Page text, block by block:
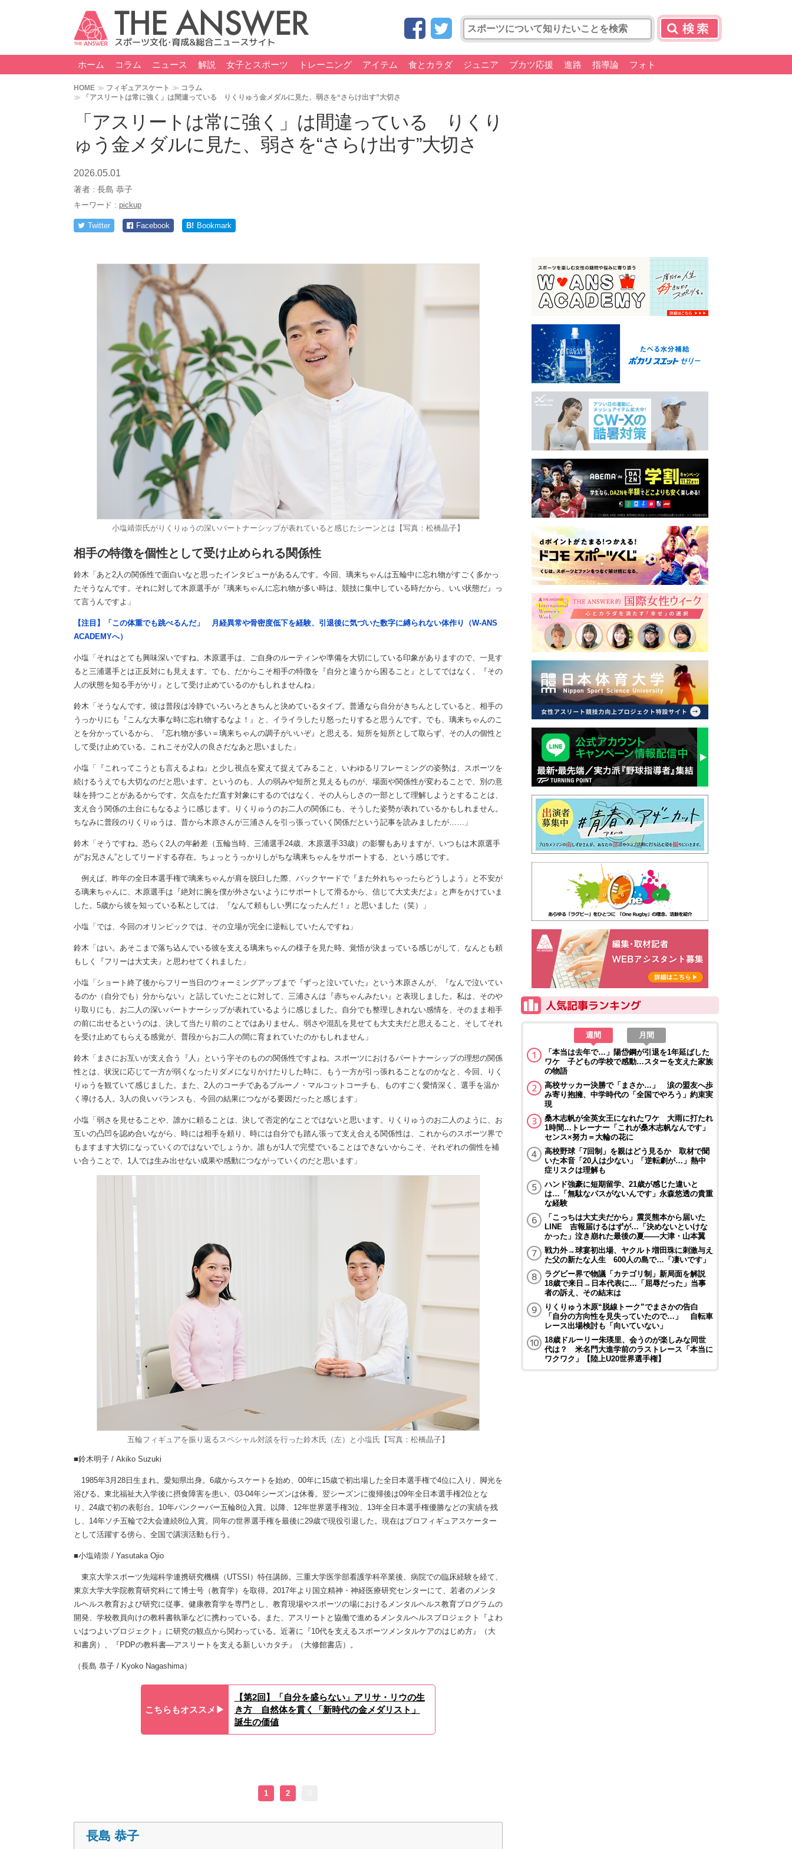
ホーム コラム ニュース 解説 女子とスポーツ トレーニング アイテム 食とカラダ ジュニア ブカツ応援 進路 指導論 フォト
HOME フィギュアスケート
コラム
「アスリートは常に強く」は間違っている りくりゅう金メダルに見た、弱さを“さらけ出す”大切さ
「アスリートは常に強く」は間違っている りくり
ゅう金メダルに見た、弱さを“さらけ出す”大切さ
2026.05.01
著者 : 長島 恭子
キーワード : pickup
Twitter Facebook B! Bookmark
小塩靖崇氏がりくりゅうの深いパートナーシップが表れていると感じたシーンとは【写真：松橋晶子】
相手の特徴を個性として受け止められる関係性
鈴木「あと2人の関係性で面白いなと思ったインタビューがあるんです。今回、璃来ちゃんは五輪中に忘れ物がすごく多かっ
たそうなんです。それに対して木原選手が『璃来ちゃんに忘れ物が多い時は、競技に集中している時だから、いい状態だ』っ
て言うんですよ」
【注目】「この体重でも跳べるんだ」 月経異常や骨密度低下を経験、引退後に気づいた数字に縛られない体作り（W-ANS
ACADEMYへ）
小塩「それはとても興味深いですね。木原選手は、ご自身のルーティンや準備を大切にしている印象がありますので、一見す
ると三浦選手とは正反対にも見えます。でも、だからこそ相手の特徴を『自分と違うから困ること』としてではなく、『その
人の状態を知る手がかり』として受け止めているのかもしれませんね」
鈴木「そうなんです。彼は普段は冷静でいろいろときちんと決めているタイプ。普通なら自分がきちんとしていると、相手の
うっかりにも『こんな大事な時に忘れ物するなよ！』と、イライラしたり怒ったりすると思うんです。でも、璃来ちゃんのこ
とを分かっているから、『忘れ物が多い＝璃来ちゃんの調子がいいぞ』と思える。短所を短所として取らず、その人の個性と
して受け止めている。これこそが2人の良さだなあと思いました」
小塩「『これってこうとも言えるよね』と少し視点を変えて捉えてみること、いわゆるリフレーミングの姿勢は、スポーツを
続けるうえでも大切なのだと思います。というのも、人の弱みや短所と見えるものが、場面や関係性が変わることで、別の意
味を持つことがあるからです。欠点をただ直す対象にするのではなく、その人らしさの一部として理解しようとすることは、
支え合う関係の土台にもなるように感じます。りくりゅうのお二人の関係にも、そうした姿勢が表れているかもしれません。
ちなみに普段のりくりゅうは、昔から木原さんが三浦さんを引っ張っていく関係だという記事を読みましたが……」
鈴木「そうですね。恐らく2人の年齢差（五輪当時、三浦選手24歳、木原選手33歳）の影響もありますが、いつもは木原選手
が“お兄さん”としてリードする存在。ちょっとうっかりしがちな璃来ちゃんをサポートする、という感じです。
例えば、昨年の全日本選手権で璃来ちゃんが肩を脱臼した際、バックヤードで『また外れちゃったらどうしよう』と不安が
る璃来ちゃんに、木原選手は『絶対に腕を僕が外さないようにサポートして滑るから、信じて大丈夫だよ』と声をかけていま
した。5歳から彼を知っている私としては、『なんて頼もしい男になったんだ！』と思いました（笑）」
小塩「では、今回のオリンピックでは、その立場が完全に逆転していたんですね」
鈴木「はい。あそこまで落ち込んでいる彼を支える璃来ちゃんの様子を見た時、覚悟が決まっている感じがして、なんとも頼
もしく『フリーは大丈夫』と思わせてくれました」
小塩「ショート終了後からフリー当日のウォーミングアップまで『ずっと泣いていた』という木原さんが、『なんで泣いてい
るのか（自分でも）分からない』と話していたことに対して、三浦さんは『赤ちゃんみたい』と表現しました。私は、そのや
り取りにも、お二人の深いパートナーシップが表れているように感じました。自分でも整理しきれない感情を、そのまま相手
の前に出せるというのは、決して当たり前のことではありません。弱さや混乱を見せても大丈夫だと思えること、そしてそれ
を受け止めてもらえる感覚が、普段からお二人の間に育まれていたのかもしれません」
鈴木「まさにお互いが支え合う『人』という字そのものの関係性ですよね。スポーツにおけるパートナーシップの理想の関係
性とは、状況に応じて一方が弱くなったりダメになりかけたりした時に、もう一方が引っ張れることなのかなと、今回、りく
りゅうを観ていて感じました。また、2人のコーチであるブルーノ・マルコットコーチも、ものすごく愛情深く、選手を温か
く導ける人。3人の良いバランスも、今回の結果につながる要因だったと感じます」
小塩「弱さを見せることや、誰かに頼ることは、決して否定的なことではないと思います。りくりゅうのお二人のように、お
互いの凸凹を認め合いながら、時には相手を頼り、時には自分でも踏ん張って支え合える関係性は、これからのスポーツ界で
もますます大切になっていくのではないでしょうか。誰もが1人で完璧でいることはできないからこそ、それぞれの個性を補
い合うことで、1人では生み出せない成果や感動につながっていくのだと思います」
五輪フィギュアを振り返るスペシャル対談を行った鈴木氏（左）と小塩氏【写真：松橋晶子】
■鈴木明子 / Akiko Suzuki
1985年3月28日生まれ。愛知県出身。6歳からスケートを始め、00年に15歳で初出場した全日本選手権で4位に入り、脚光を
浴びる。東北福祉大入学後に摂食障害を患い、03-04年シーズンは休養。翌シーズンに復帰後は09年全日本選手権2位とな
り、24歳で初の表彰台。10年バンクーバー五輪8位入賞。以降、12年世界選手権3位、13年全日本選手権優勝などの実績を残
し、14年ソチ五輪で2大会連続8位入賞。同年の世界選手権を最後に29歳で現役引退した。現在はプロフィギュアスケーター
として活躍する傍ら、全国で講演活動も行う。
■小塩靖崇 / Yasutaka Ojio
東京大学スポーツ先端科学連携研究機構（UTSSI）特任講師。三重大学医学部看護学科卒業後、病院での臨床経験を経て、
東京大学大学院教育研究科にて博士号（教育学）を取得。2017年より国立精神・神経医療研究センターにて、若者のメンタ
ルヘルス教育および研究に従事。健康教育学を専門とし、教育現場やスポーツの場におけるメンタルヘルス教育プログラムの
開発、学校教員向けの教科書執筆などに携わっている。また、アスリートと協働で進めるメンタルヘルスプロジェクト『よわ
いはつよいプロジェクト』に研究の観点から関わっている。近著に『10代を支えるスポーツメンタルケアのはじめ方』（大
和書房）、『PDPの教科書―アスリートを支える新しいカタチ』（大修館書店）。
（長島 恭子 / Kyoko Nagashima）
こちらもオススメ▶︎
【第2回】「自分を盛らない」アリサ・リウの生
き方 自然体を貫く「新時代の金メダリスト」
誕生の価値
1 2
長島 恭子
週間
月間
「本当は去年で…」陽岱鋼が引退を1年延ばした
ワケ 子どもの学校で感動…スターを支えた家族
の物語
高校サッカー決勝で「まさか…」 涙の盟友へ歩
み寄り抱擁、中学時代の「全国でやろう」約束実
現
桑木志帆が全英女王になれたワケ 大雨に打たれ
1時間…トレーナー「これが桑木志帆なんです」
センス×努力＝大輪の花に
高校野球「7回制」を親はどう見るか 取材で聞
いた本音「20人は少ない」「逆転劇が…」熱中
症リスクは理解も
ハンド強豪に短期留学、21歳が感じた違いと
は…「無駄なパスがないんです」永森悠透の貴重
な経験
「こっちは大丈夫だから」震災熊本から届いた
LINE 吉報届けるはずが…「決めないといけな
かった」泣き崩れた最後の夏――大津・山本翼
戦力外→球宴初出場、ヤクルト増田珠に刺激与え
た父の新たな人生 600人の島で…「凄いです」
ラグビー界で物議「カテゴリ制」新局面を解説
18歳で来日→日本代表に…「屈辱だった」当事
者の訴え、その結末は
りくりゅう木原“脱線トーク”でまさかの告白
「自分の方向性を見失っていたので…」 自転車
レース出場検討も「向いていない」
18歳ドルーリー朱瑛里、会うのが楽しみな同世
代は？ 米名門大進学前のラストレース「本当に
ワクワク」【陸上U20世界選手権】